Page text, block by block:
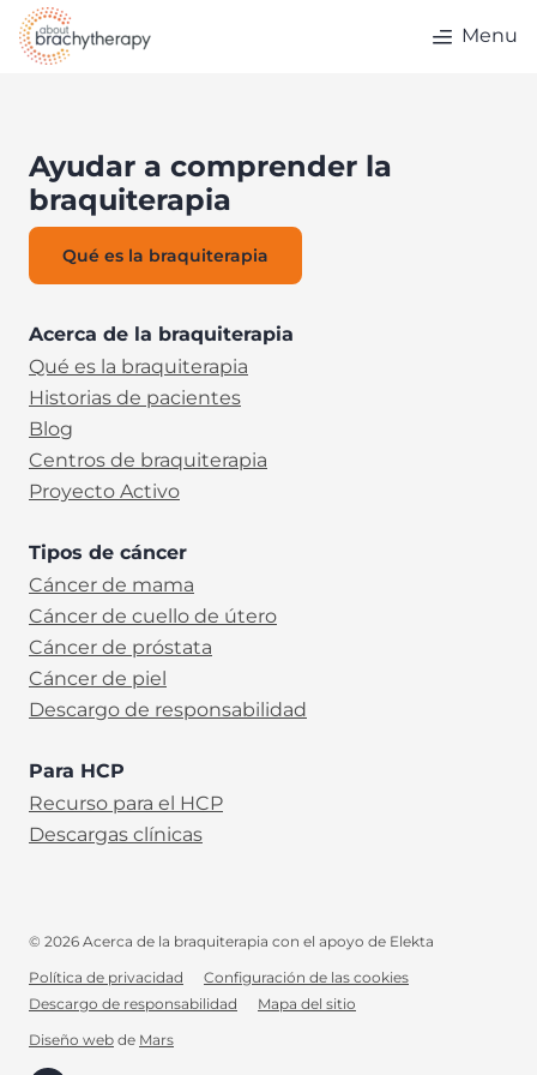
Skip to content
ES
Menu
Ayudar a comprender la
braquiterapia
Qué es la braquiterapia
Acerca de la braquiterapia
Qué es la braquiterapia
Historias de pacientes
Blog
Centros de braquiterapia
Proyecto Activo
Tipos de cáncer
Cáncer de mama
Cáncer de cuello de útero
Cáncer de próstata
Cáncer de piel
Descargo de responsabilidad
Para HCP
Recurso para el HCP
Descargas clínicas
© 2026 Acerca de la braquiterapia con el apoyo de Elekta
Política de privacidad
Configuración de las cookies
Descargo de responsabilidad
Mapa del sitio
Diseño web de Mars